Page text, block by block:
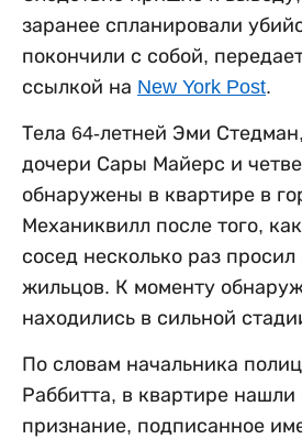
заранее спланировали
покончили с собой,
ссылкой на New York Post.
Тела 64-летней Эми
дочери Сары Майерс и
обнаружены в квартире в
Механиквилл после того,
сосед несколько раз
жильцов. К моменту
находились в сильной
По словам начальника
Раббитта, в квартире
признание, подписанное